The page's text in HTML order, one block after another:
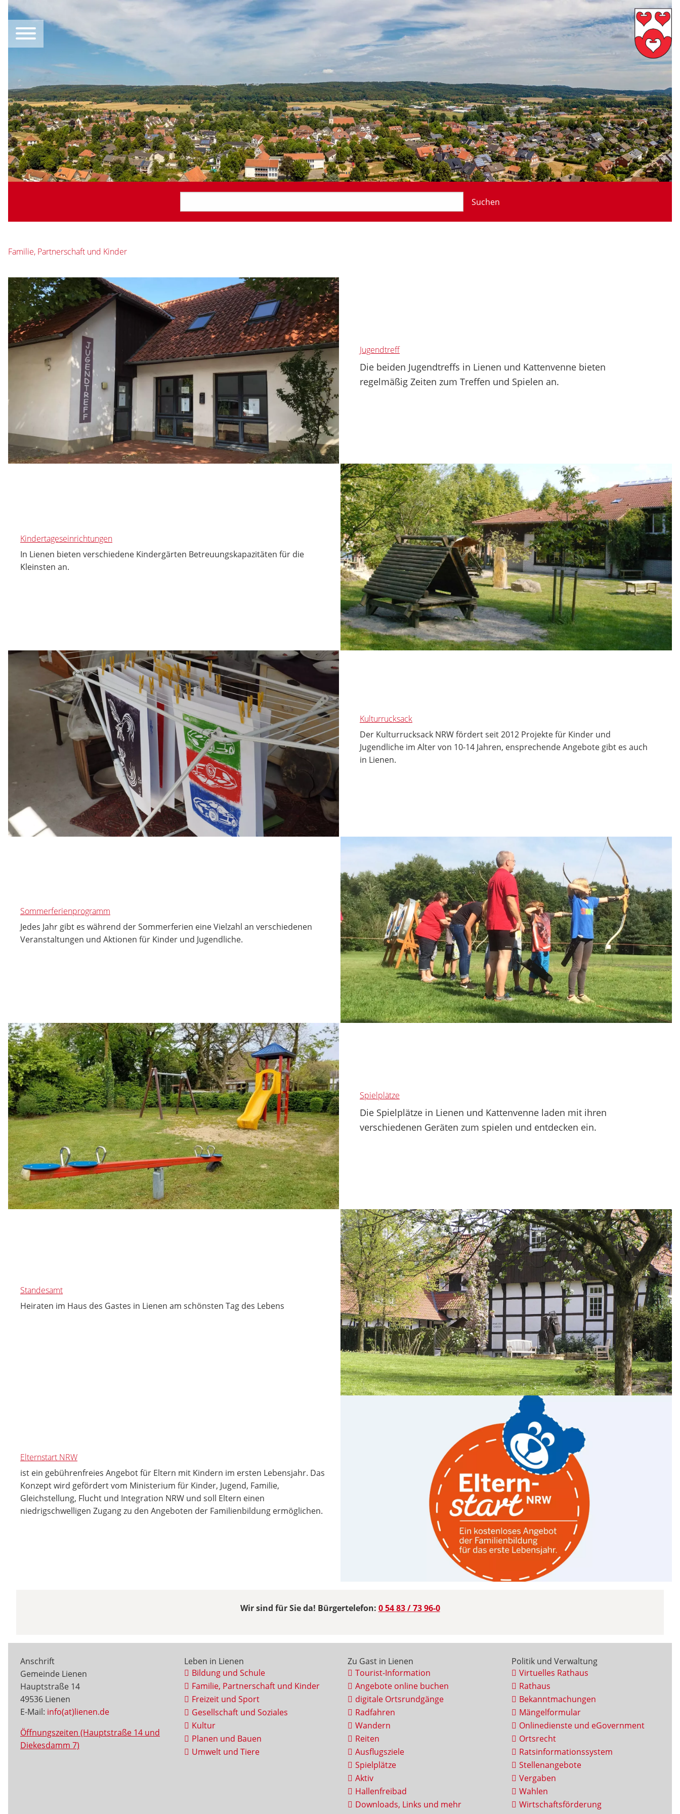
Suchen
Familie, Partnerschaft und Kinder
Jugendtreff
Die beiden Jugendtreffs in Lienen und Kattenvenne bieten
regelmäßig Zeiten zum Treffen und Spielen an.
Kindertageseinrichtungen
In Lienen bieten verschiedene Kindergärten Betreuungskapazitäten für die
Kleinsten an.
Kulturrucksack
Der Kulturrucksack NRW fördert seit 2012 Projekte für Kinder und
Jugendliche im Alter von 10-14 Jahren, ensprechende Angebote gibt es auch
in Lienen.
Sommerferienprogramm
Jedes Jahr gibt es während der Sommerferien eine Vielzahl an verschiedenen
Veranstaltungen und Aktionen für Kinder und Jugendliche.
Spielplätze
Die Spielplätze in Lienen und Kattenvenne laden mit ihren
verschiedenen Geräten zum spielen und entdecken ein.
Standesamt
Heiraten im Haus des Gastes in Lienen am schönsten Tag des Lebens
Elternstart NRW
ist ein gebührenfreies Angebot für Eltern mit Kindern im ersten Lebensjahr. Das
Konzept wird gefördert vom Ministerium für Kinder, Jugend, Familie,
Gleichstellung, Flucht und Integration NRW und soll Eltern einen
niedrigschwelligen Zugang zu den Angeboten der Familienbildung ermöglichen.
Wir sind für Sie da! Bürgertelefon: 0 54 83 / 73 96-0
Anschrift
Gemeinde Lienen
Hauptstraße 14
49536 Lienen
E-Mail: info(at)lienen.de
Öffnungszeiten (Hauptstraße 14 und
Diekesdamm 7)
Leben in Lienen
Bildung und Schule
Familie, Partnerschaft und Kinder
Freizeit und Sport
Gesellschaft und Soziales
Kultur
Planen und Bauen
Umwelt und Tiere
Zu Gast in Lienen
Tourist-Information
Angebote online buchen
digitale Ortsrundgänge
Radfahren
Wandern
Reiten
Ausflugsziele
Spielplätze
Aktiv
Hallenfreibad
Downloads, Links und mehr
Politik und Verwaltung
Virtuelles Rathaus
Rathaus
Bekanntmachungen
Mängelformular
Onlinedienste und eGovernment
Ortsrecht
Ratsinformationssystem
Stellenangebote
Vergaben
Wahlen
Wirtschaftsförderung